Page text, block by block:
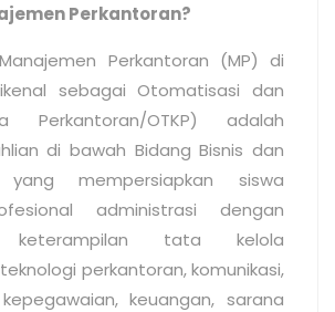
Perkantoran?
Perkantoran (MP) di
sebagai Otomatisasi dan
Perkantoran/OTKP) adalah
di bawah Bidang Bisnis dan
yang mempersiapkan siswa
administrasi dengan
keterampilan tata kelola
perkantoran, komunikasi,
keuangan, sarana